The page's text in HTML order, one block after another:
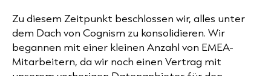
Zu diesem Zeitpunkt beschlossen wir, alles unter
dem Dach von Cognism zu konsolidieren. Wir
begannen mit einer kleinen Anzahl von EMEA-
Mitarbeitern, da wir noch einen Vertrag mit